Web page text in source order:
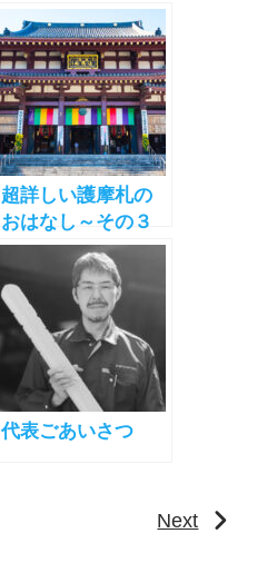
～護摩とは
超詳しい護摩札の
おはなし～その３
～護摩祈祷を行っ
ている主な寺院
代表ごあいさつ
Next